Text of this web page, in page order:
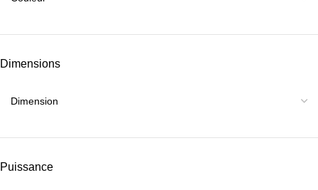
Dimensions
Puissance